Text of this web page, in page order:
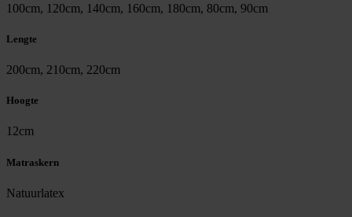
100cm, 120cm, 140cm, 160cm, 180cm, 80cm, 90cm
Lengte
200cm, 210cm, 220cm
Hoogte
12cm
Matraskern
Natuurlatex